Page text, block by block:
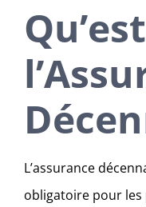
L’assurance
obligatoire pour